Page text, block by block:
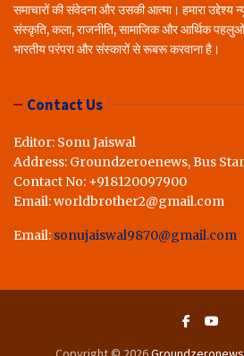
समाचारों की संवेदना और उसकी आत्मा। हमारा उद्देश्य
संस्कृति, कला, राजनीति, सामाजिक और आर्थिक पहलुओं
भारतीय परंपरा और संस्कारों से रूबरू करवाना है।
Contact Us
Editor: Sonu Jaiswal
Address: Groundzeroenews, Bus
Contact No: +918120097900
Email: worldbrother2@gmail.com
Email: sonujaiswal9870@gmail.com